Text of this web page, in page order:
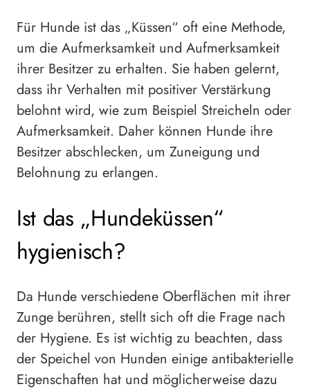
Für Hunde ist das „Küssen“ oft eine Methode,
um die Aufmerksamkeit und Aufmerksamkeit
ihrer Besitzer zu erhalten. Sie haben gelernt,
dass ihr Verhalten mit positiver Verstärkung
belohnt wird, wie zum Beispiel Streicheln oder
Aufmerksamkeit. Daher können Hunde ihre
Besitzer abschlecken, um Zuneigung und
Belohnung zu erlangen.
Ist das „Hundeküssen“
hygienisch?
Da Hunde verschiedene Oberflächen mit ihrer
Zunge berühren, stellt sich oft die Frage nach
der Hygiene. Es ist wichtig zu beachten, dass
der Speichel von Hunden einige antibakterielle
Eigenschaften hat und möglicherweise dazu